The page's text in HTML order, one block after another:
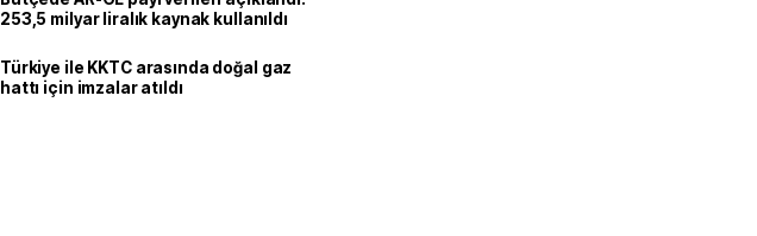
253,5 milyar liralık kaynak kullanıldı
Türkiye ile KKTC arasında doğal gaz
hattı için imzalar atıldı